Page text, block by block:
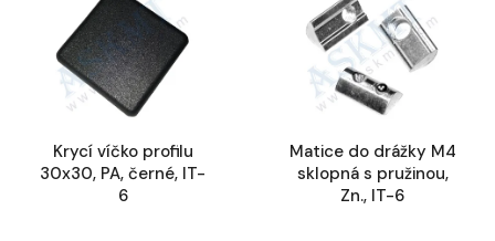
Krycí víčko profilu
30x30, PA, černé, IT-
6
Matice do drážky M4
sklopná s pružinou,
Zn., IT-6